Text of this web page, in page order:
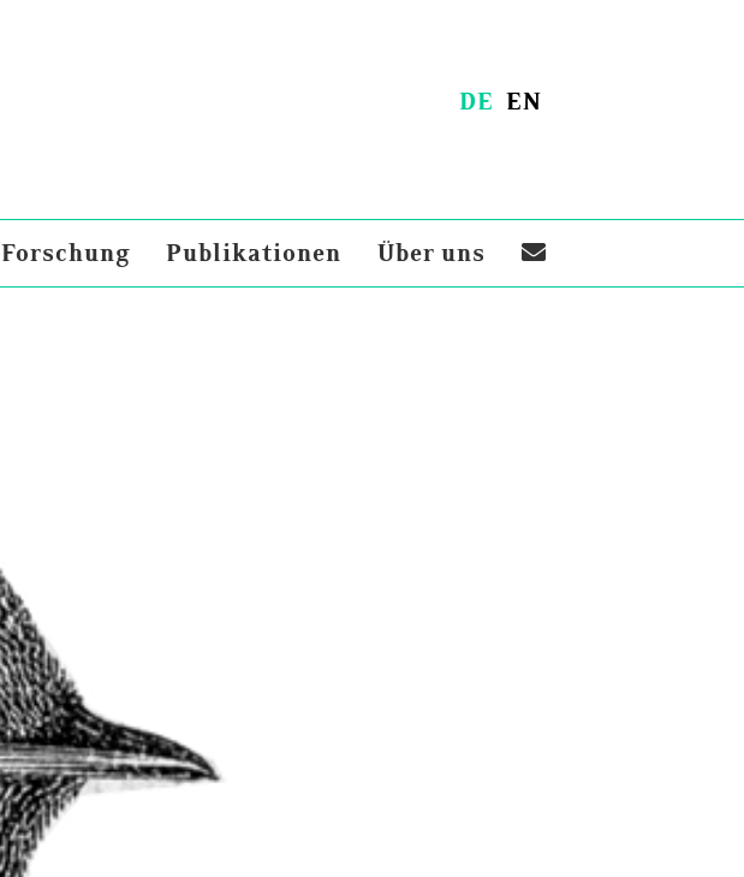
DE EN
Forschung Publikationen Über uns